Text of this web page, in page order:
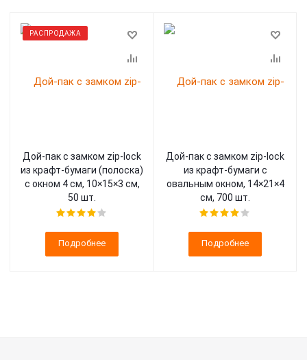
РАСПРОДАЖА
Дой-пак с замком zip-lock
из крафт-бумаги (полоска)
с окном 4 см, 10×15×3 cм,
50 шт.
Подробнее
Дой-пак с замком zip-lock
из крафт-бумаги с
овальным окном, 14×21×4
cм, 700 шт.
Подробнее